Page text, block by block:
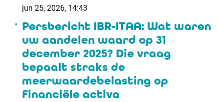
jun 25, 2026, 14:43
Persbericht IBR-ITAA: Wat waren
uw aandelen waard op 31
december 2025? Die vraag
bepaalt straks de
meerwaardebelasting op
financiële activa